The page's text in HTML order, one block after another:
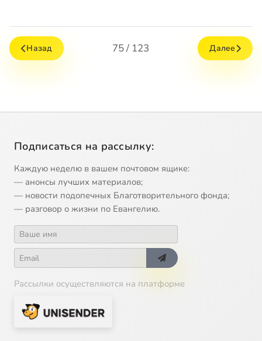
Назад 75 / 123 Далее
Подписаться на рассылку:
Каждую неделю в вашем почтовом ящике:
— анонсы лучших материалов;
— новости подопечных Благотворительного фонда;
— разговор о жизни по Евангелию.
Рассылки осуществляются на платформе